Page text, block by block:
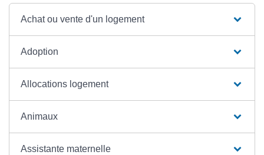
Achat ou vente d'un logement
Adoption
Allocations logement
Animaux
Assistante maternelle